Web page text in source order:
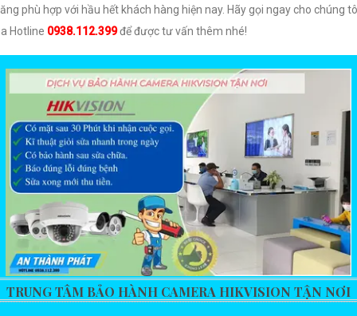
phù hợp với hầu hết khách hàng hiện nay. Hãy gọi ngay cho chúng
Hotline 0938.112.399để được tư vấn thêm nhé!
TRUNG TÂM BẢO HÀNH CAMERA HIKVISION TẬN NƠI